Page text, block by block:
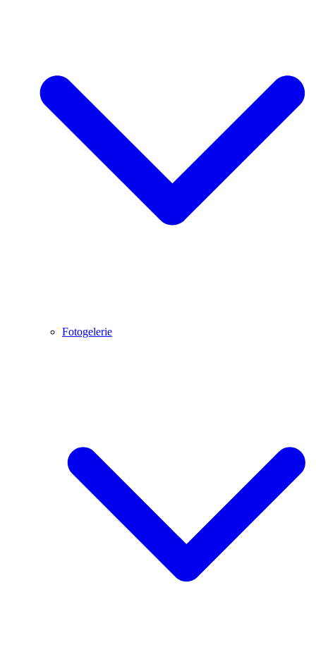
Fotogelerie